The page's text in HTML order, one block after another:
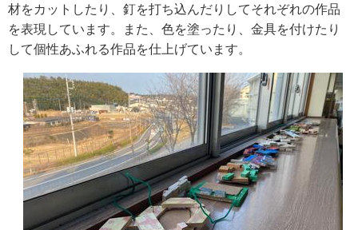
材をカットしたり、釘を打ち込んだりしてそれぞれの作品
を表現しています。また、色を塗ったり、金具を付けたり
して個性あふれる作品を仕上げています。